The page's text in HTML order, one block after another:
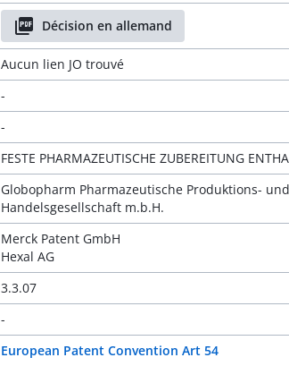
Décision en allemand
Aucun lien JO trouvé
-
-
FESTE PHARMAZEUTISCHE ZUBEREITUNG
Globopharm Pharmazeutische Produktions- und
Handelsgesellschaft m.b.H.
Merck Patent GmbH
Hexal AG
3.3.07
-
European Patent Convention Art 54